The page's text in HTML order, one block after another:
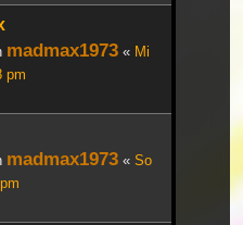
madmax1973 « Mi
pm
madmax1973 « So